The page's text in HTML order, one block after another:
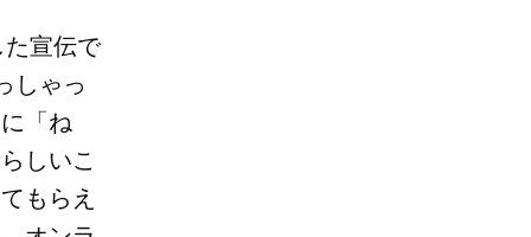
宣伝で
しゃっ
「ね
しいこ
もらえ